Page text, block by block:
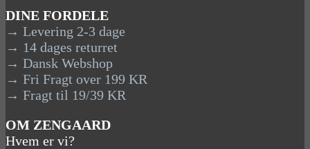
DINE FORDELE
→ Levering 2-3 dage
→ 14 dages returret
→ Dansk Webshop
→ Fri Fragt over 199 KR
→ Fragt til 19/39 KR
OM ZENGAARD
Hvem er vi?